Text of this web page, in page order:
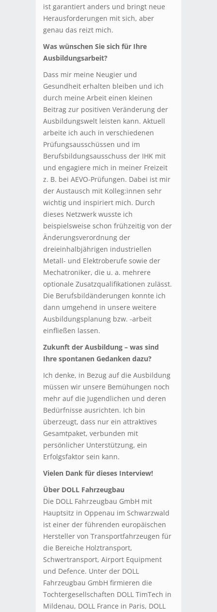
ist garantiert anders und bringt neue
Herausforderungen mit sich, aber
genau das reizt mich.
Was wünschen Sie sich für Ihre
Ausbildungsarbeit?
Dass mir meine Neugier und
Gesundheit erhalten bleiben und ich
durch meine Arbeit einen kleinen
Beitrag zur positiven Veränderung der
Ausbildungswelt leisten kann. Aktuell
arbeite ich auch in verschiedenen
Prüfungsausschüssen und im
Berufsbildungsausschuss der IHK mit
und engagiere mich in meiner Freizeit
z. B. bei AEVO-Prüfungen. Dabei ist mir
der Austausch mit Kolleg:innen sehr
wichtig und inspiriert mich. Durch
dieses Netzwerk wusste ich
beispielsweise schon frühzeitig von der
Änderungsverordnung der
dreieinhalbjährigen industriellen
Metall- und Elektroberufe sowie der
Mechatroniker, die u. a. mehrere
optionale Zusatzqualifikationen zulässt.
Die Berufsbildänderungen konnte ich
dann umgehend in unsere weitere
Ausbildungsplanung bzw. -arbeit
einfließen lassen.
Zukunft der Ausbildung – was sind
Ihre spontanen Gedanken dazu?
Ich denke, in Bezug auf die Ausbildung
müssen wir unsere Bemühungen noch
mehr auf die Jugendlichen und deren
Bedürfnisse ausrichten. Ich bin
überzeugt, dass nur ein attraktives
Gesamtpaket, verbunden mit
persönlicher Unterstützung, ein
Erfolgsfaktor sein kann.
Vielen Dank für dieses Interview!
Über DOLL Fahrzeugbau
Die DOLL Fahrzeugbau GmbH mit
Hauptsitz in Oppenau im Schwarzwald
ist einer der führenden europäischen
Hersteller von Transportfahrzeugen für
die Bereiche Holztransport,
Schwertransport, Airport Equipment
und Defence. Unter der DOLL
Fahrzeugbau GmbH firmieren die
Tochtergesellschaften DOLL TimTech in
Mildenau, DOLL France in Paris, DOLL